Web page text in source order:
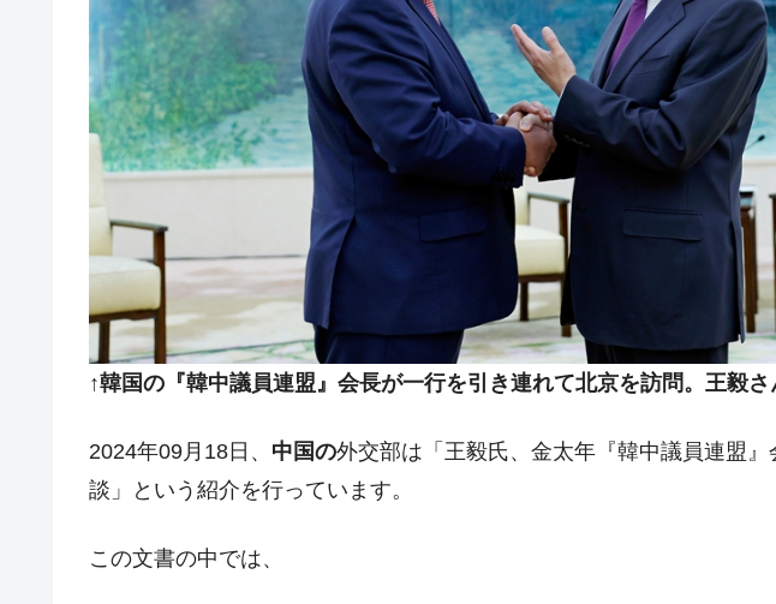
↑韓国の『韓中議員連盟』会長が一行を引き連れて北京を訪問。王毅さ
2024年09月18日、 中国の外交部は「王毅氏、金太年『韓中議員連盟
談」という紹介を行っています。
この文書の中では、